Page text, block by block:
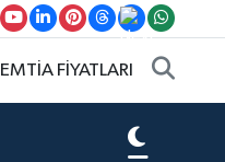
EMTİA FİYATLARI